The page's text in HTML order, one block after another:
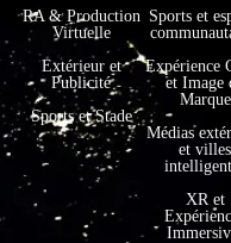
RA & Production
Virtuelle
Extérieur et
Publicité
Sports et Stade
Sports et
Expérience
et Image
Marque
Médias
et villes
XR et